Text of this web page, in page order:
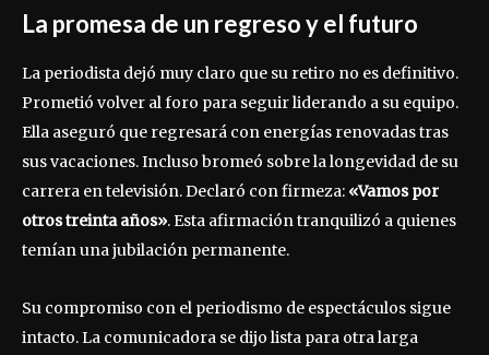
La promesa de un regreso y el futuro
La periodista dejó muy claro que su retiro no es definitivo.
Prometió volver al foro para seguir liderando a su equipo.
Ella aseguró que regresará con energías renovadas tras
sus vacaciones. Incluso bromeó sobre la longevidad de su
carrera en televisión. Declaró con firmeza: «Vamos por
otros treinta años». Esta afirmación tranquilizó a quienes
temían una jubilación permanente.
Su compromiso con el periodismo de espectáculos sigue
intacto. La comunicadora se dijo lista para otra larga